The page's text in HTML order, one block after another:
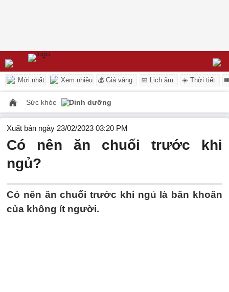
Mới nhất Xem nhiều 💰 Giá vàng 📅 Lịch âm ☀️ Thời tiết
Sức khỏe Dinh dưỡng
Xuất bản ngày 23/02/2023 03:20 PM
Có nên ăn chuối trước khi
ngủ?
Có nên ăn chuối trước khi ngủ là băn khoăn
của không ít người.